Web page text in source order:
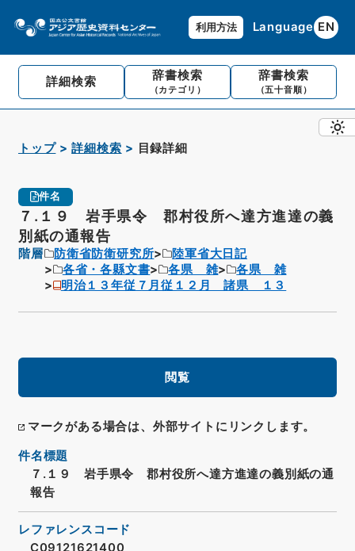
利用方法 Language EN
詳細検索 辞書検索
（カテゴリ）
辞書検索
（五十音順）
トップ 詳細検索 目録詳細
件名
７.１９ 岩手県令 郡村役所へ達方進達の義
別紙の通報告
階層 防衛省防衛研究所
陸軍省大日記
各省・各縣文書
各県 雑
各県 雑
明治１３年従７月従１２月 諸県 １３
閲覧
マークがある場合は、外部サイトにリンクします。
件名標題
７.１９ 岩手県令 郡村役所へ達方進達の義別紙の通
報告
レファレンスコード
C09121621400